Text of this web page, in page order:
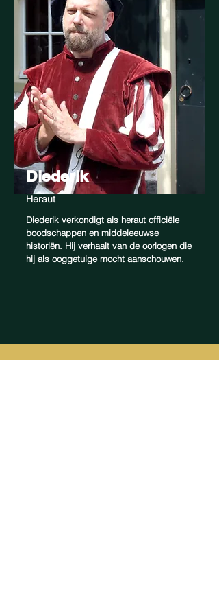
Diederik
Heraut
Diederik verkondigt als heraut officiële
boodschappen en middeleeuwse
historiën. Hij verhaalt van de oorlogen die
hij als ooggetuige mocht aanschouwen.